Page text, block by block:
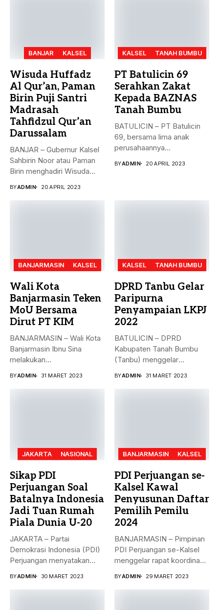
BANJAR KALSEL
Wisuda Huffadz
Al Qur’an, Paman
Birin Puji Santri
Madrasah
Tahfidzul Qur’an
Darussalam
BANJAR – Gubernur Kalsel
Sahbirin Noor atau Paman
Birin menghadiri Wisuda
BYADMIN 20 APRIL 2023
KALSEL TANAH BUMBU
PT Batulicin 69
Serahkan Zakat
Kepada BAZNAS
Tanah Bumbu
BATULICIN – PT Batulicin
69, bersama lima anak
perusahaannya
BYADMIN 20 APRIL 2023
BANJARMASIN KALSEL
Wali Kota
Banjarmasin Teken
MoU Bersama
Dirut PT KIM
BANJARMASIN – Wali Kota
Banjarmasin Ibnu Sina
melakukan
BYADMIN 31 MARET 2023
KALSEL TANAH BUMBU
DPRD Tanbu Gelar
Paripurna
Penyampaian LKPJ
2022
BATULICIN – DPRD
Kabupaten Tanah Bumbu
(Tanbu) menggelar
BYADMIN 31 MARET 2023
JAKARTA NASIONAL
Sikap PDI
Perjuangan Soal
Batalnya Indonesia
Jadi Tuan Rumah
Piala Dunia U-20
JAKARTA – Partai
Demokrasi Indonesia (PDI)
Perjuangan menyatakan
BYADMIN 30 MARET 2023
BANJARMASIN KALSEL
PDI Perjuangan se-
Kalsel Kawal
Penyusunan Daftar
Pemilih Pemilu
2024
BANJARMASIN – Pimpinan
PDI Perjuangan se-Kalsel
menggelar rapat koordinasi
BYADMIN 29 MARET 2023